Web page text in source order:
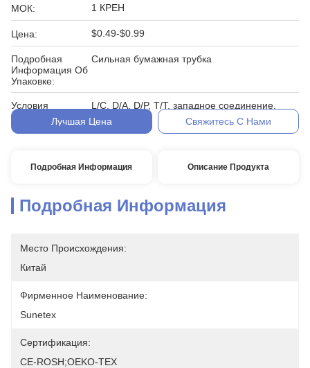
МОК: 1 КРЕН
Цена: $0.49-$0.99
Подробная
Информация Об
Упаковке:
Сильная бумажная трубка
Условия
Оплаты:
L/C, D/A, D/P, T/T, западное соединение,
Лучшая Цена
Свяжитесь С Нами
Подробная Информация Описание Продукта
Подробная Информация
Место Происхождения:
Китай
Фирменное Наименование:
Sunetex
Сертификация:
CE-ROSH;OEKO-TEX